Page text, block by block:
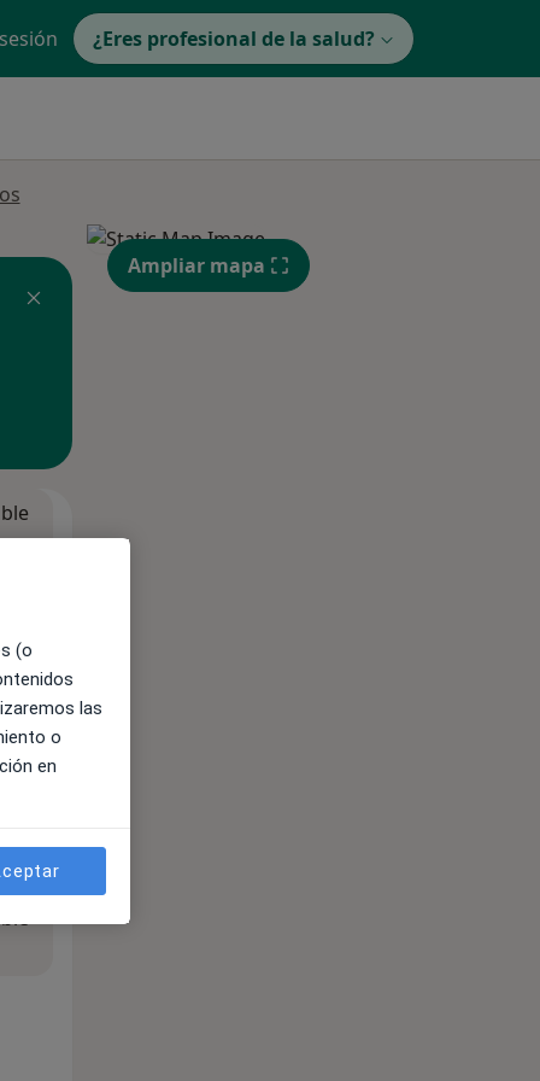
¿Eres profesional de la salud?
Ampliar mapa
(o
las
o
en